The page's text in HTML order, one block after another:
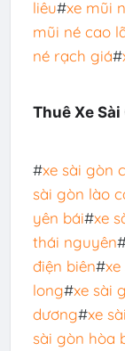
liêu#xe mũi
mũi né cao
né rạch giá#
Thuê Xe Sài
#xe sài gòn
sài gòn lào
yên bái#xe
thái nguyên
điện biên#
long#xe sài
dương#xe
sài gòn hòa